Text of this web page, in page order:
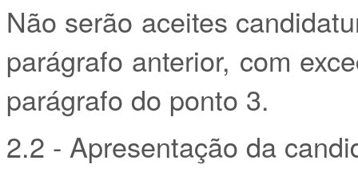
Não serão aceites
parágrafo anterior, com
parágrafo do ponto 3.
2.2 - Apresentação da